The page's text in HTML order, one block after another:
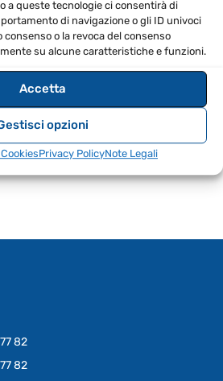
a queste tecnologie ci consentirà di
di navigazione o gli ID univoci
o la revoca del consenso
su alcune caratteristiche e funzioni.
Accetta
opzioni
Privacy PolicyNote Legali
0,20 mm²
82
82